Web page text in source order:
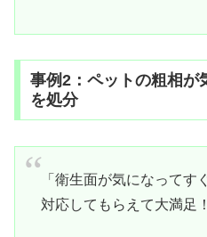
事例2：ペットの粗相が
を処分
「衛生面が気になってす
対応してもらえて大満足！